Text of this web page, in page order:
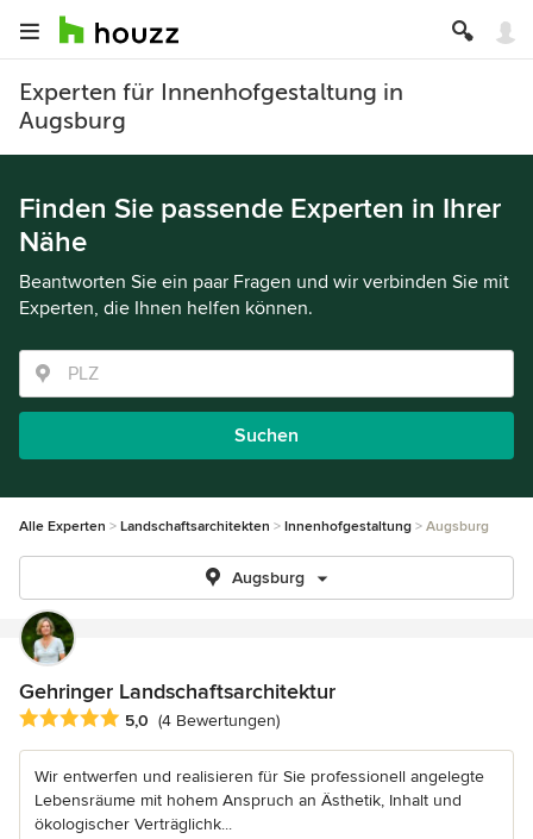
Experten für Innenhofgestaltung in
Augsburg
Finden Sie passende Experten in Ihrer
Nähe
Beantworten Sie ein paar Fragen und wir verbinden Sie mit
Experten, die Ihnen helfen können.
Suchen
Alle Experten Landschaftsarchitekten Innenhofgestaltung Augsburg
Augsburg
Gehringer Landschaftsarchitektur
Durchschnittliche Bewertung: 5 von 5 Sternen
5,0 (4 Bewertungen)
Wir entwerfen und realisieren für Sie professionell angelegte
Lebensräume mit hohem Anspruch an Ästhetik, Inhalt und
ökologischer Verträglichk...